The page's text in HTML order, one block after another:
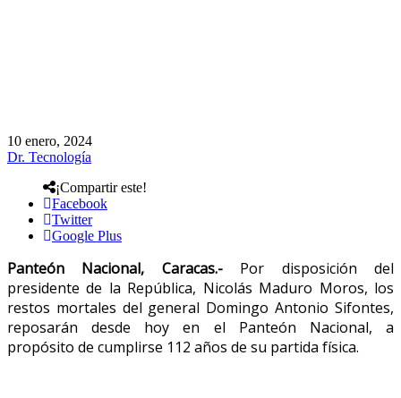
10 enero, 2024
Dr. Tecnología
¡Compartir este!
Facebook
Twitter
Google Plus
Panteón Nacional, Caracas.-Por disposición del
presidente de la República, Nicolás Maduro Moros, los
restos mortales del general Domingo Antonio Sifontes,
reposarán desde hoy en el Panteón Nacional, a
propósito de cumplirse 112 años de su partida física.